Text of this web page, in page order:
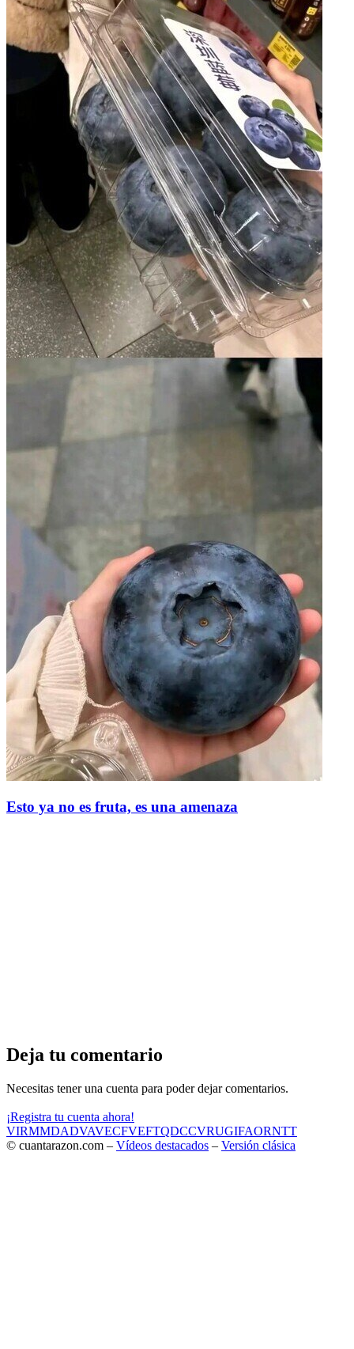
Esto ya no es fruta, es una amenaza
Deja tu comentario
Necesitas tener una cuenta para poder dejar comentarios.
¡Registra tu cuenta ahora!
VIRMMDADVAVECFVEFTQDCCVRUGIFAORNTT
© cuantarazon.com – Vídeos destacados – Versión clásica